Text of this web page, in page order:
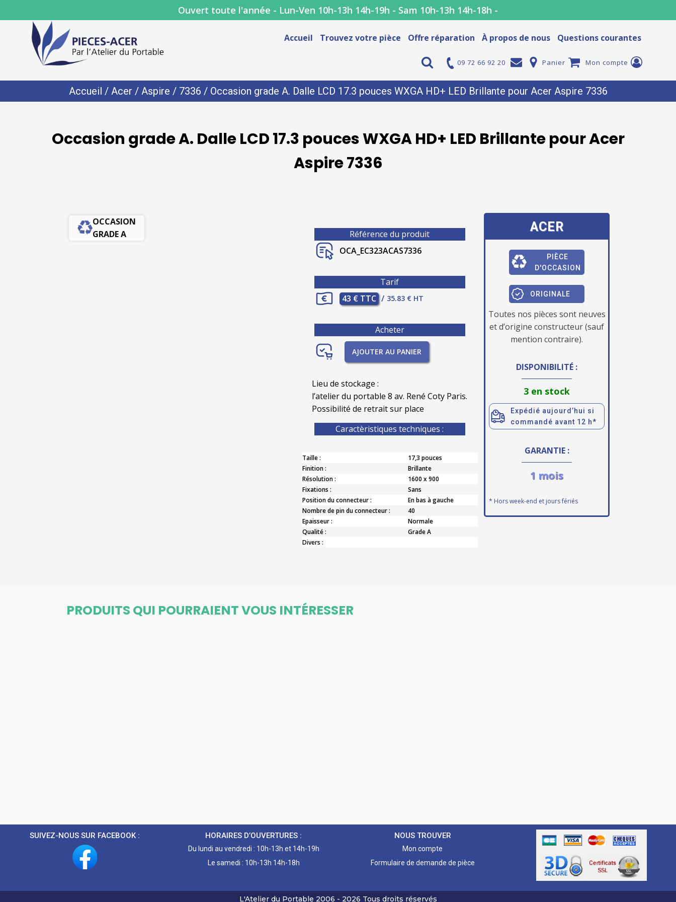
Ouvert toute l'année - Lun-Ven 10h-13h 14h-19h - Sam 10h-13h 14h-18h -
Accueil Trouvez votre pièce Offre réparation À propos de nous Questions courantes
09 72 66 92 20 Panier Mon compte
Accueil / Acer / Aspire / 7336 / Occasion grade A. Dalle LCD 17.3 pouces WXGA HD+ LED Brillante pour Acer Aspire 7336
Occasion grade A. Dalle LCD 17.3 pouces WXGA HD+ LED Brillante pour Acer
Aspire 7336
OCCASION
GRADE A
Référence du produit
OCA_EC323ACAS7336
Tarif
43 € TTC / 35.83 € HT
Acheter
AJOUTER AU PANIER
Lieu de stockage :
l’atelier du portable 8 av. René Coty Paris.
Possibilité de retrait sur place
Caractèristiques techniques :
Taille :
17,3 pouces
Finition :
Brillante
Résolution :
1600 x 900
Fixations :
Sans
Position du connecteur :
En bas à gauche
Nombre de pin du connecteur :
40
Epaisseur :
Normale
Qualité :
Grade A
Divers :
ACER
PIÈCE
D'OCCASION
ORIGINALE
Toutes nos pièces sont neuves
et d’origine constructeur (sauf
mention contraire).
DISPONIBILITÉ :
3 en stock
Expédié aujourd’hui si
commandé avant 12 h*
GARANTIE :
1 mois
* Hors week-end et jours fériés
PRODUITS QUI POURRAIENT VOUS INTÉRESSER
SUIVEZ-NOUS SUR FACEBOOK : HORAIRES D’OUVERTURES :
Du lundi au vendredi : 10h-13h et 14h-19h
Le samedi : 10h-13h 14h-18h
NOUS TROUVER
Mon compte
Formulaire de demande de pièce
L'Atelier du Portable 2006 - 2026 Tous droits réservés